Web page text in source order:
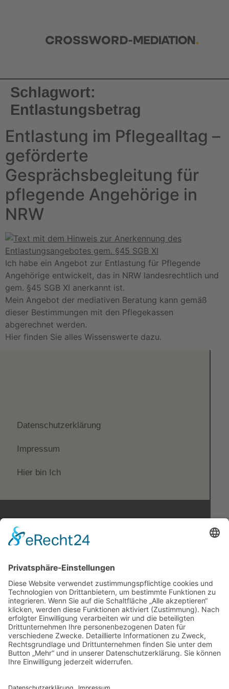
Schlagwort:
Entlastungsbetrag
Entlastung im Pflegealltag –
geförderte
Gesprächsbegleitung für
pflegende Angehörige in
NRW
Ich habe ein Angebot zur Entlastung für Pflegende
Angehörige entwickelt, das in NRW landesrechtlich und
gem. §45 SGB XI anerkannt ist.
Mein Angebot der mediativen Beratung kann gemäß
dieser Bestimmungen mit den Pflegekassen
abgerechnet werden.
Hier finden Sie alles Wissenswerte dazu.
Datenschutzerklärung
Impressum
Hier bin Ich
KONTAKT
Marja Költzsch
Anrufen
koeltzsch(at)crossword-mediation.com
Mo - Fr 09:00 - 18:00 UHR